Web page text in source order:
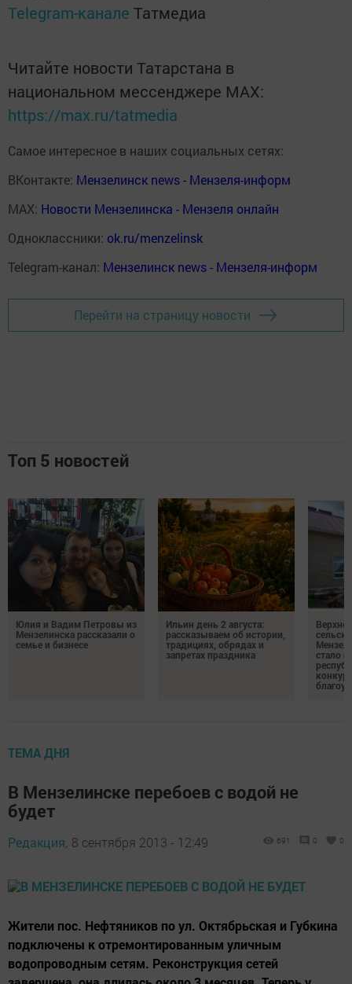
Telegram-канале Татмедиа
Читайте новости Татарстана в
национальном мессенджере MАХ:
https://max.ru/tatmedia
Самое интересное в наших социальных сетях:
ВКонтакте: Мензелинск news - Мензеля-информ
MAX: Новости Мензелинска - Мензеля онлайн
Одноклассники: ok.ru/menzelinsk
Telegram-канал: Мензелинск news - Мензеля-информ
Перейти на страницу новости
Топ 5 новостей
Юлия и Вадим Петровы из
Мензелинска рассказали о
семье и бизнесе
Ильин день 2 августа:
рассказываем об истории,
традициях, обрядах и
запретах праздника
стало
ТЕМА ДНЯ
В Мензелинске перебоев с водой не
будет
Редакция, 8 сентября 2013 - 12:49 691 0 0
Жители пос. Нефтяников по ул. Октябрьская и Губкина
подключены к отремонтированным уличным
водопроводным сетям. Реконструкция сетей